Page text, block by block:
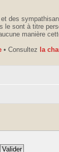
des
le sont à titre
manière
• Consultez la